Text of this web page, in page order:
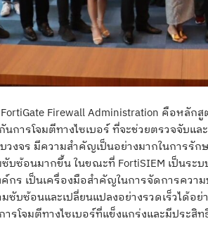
Firewall Administration คือหลัก
การโจมตีทางไซเบอร์ ที่จะช่วยตรวจจับแ
วงจร มีความสำคัญเป็นอย่างมากในการรั
บซ้อนมากขึ้น ในขณะที่ FortiSIEM เป็นร
ค์กร เป็นเครื่องมือสำคัญในการจัดการคว
ซับซ้อนและเปลี่ยนแปลงอย่างรวดเร็วได้
รโจมตีทางไซเบอร์ที่แข็งแกร่งและมีประสิ